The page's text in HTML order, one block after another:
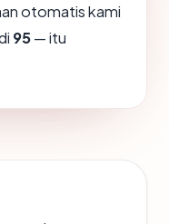
otomatis kami
95— itu